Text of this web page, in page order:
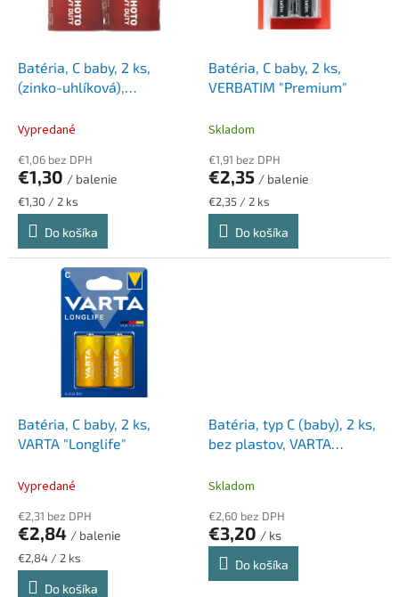
Batéria, C baby, 2 ks,
(zinko-uhlíková),
AGFAPHOTO "Heavy Duty"
Vypredané
€1,06 bez DPH
€1,30 / balenie
Jednotková
cena:
€1,30 / 2 ks
Do košíka
Batéria, C baby, 2 ks,
VERBATIM "Premium"
Skladom
€1,91 bez DPH
€2,35 / balenie
Jednotková
cena:
€2,35 / 2 ks
Do košíka
Batéria, C baby, 2 ks,
VARTA "Longlife"
Vypredané
€2,31 bez DPH
€2,84 / balenie
Jednotková
cena:
€2,84 / 2 ks
Do košíka
Batéria, typ C (baby), 2 ks,
bez plastov, VARTA
Skladom
€2,60 bez DPH
€3,20 / ks
Do košíka